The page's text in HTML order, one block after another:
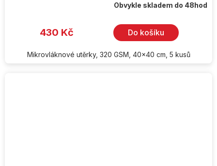
Obvykle skladem do 48hod
430 Kč Do košíku
Mikrovláknové utěrky, 320 GSM, 40x40 cm, 5 kusů